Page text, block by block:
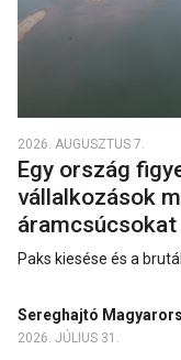
2026. AUGUSZTUS 7.
Egy ország
vállalkozások
áramcsúcsokat
Paks kiesése és a
Sereghajtó
2026. JÚLIUS 31.